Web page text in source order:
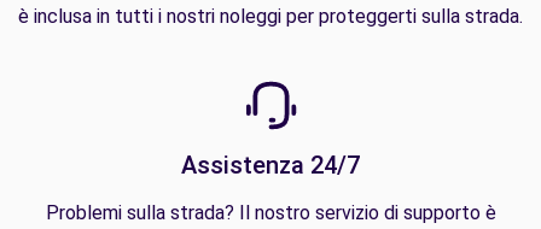
è inclusa in tutti i nostri noleggi per proteggerti sulla strada.
Assistenza 24/7
Problemi sulla strada? Il nostro servizio di supporto è